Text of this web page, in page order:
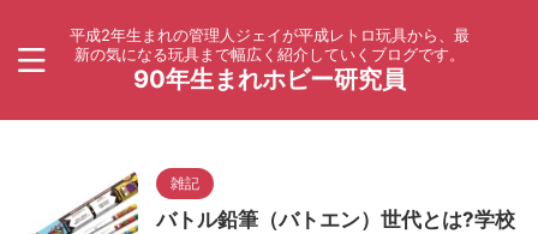
平成2年生まれの管理人ジェイが平成レトロ玩具から、最
新の気になる玩具まで幅広く紹介していくブログです。
90年生まれホビー研究員
雑記
バトル鉛筆（バトエン）世代とは?学校